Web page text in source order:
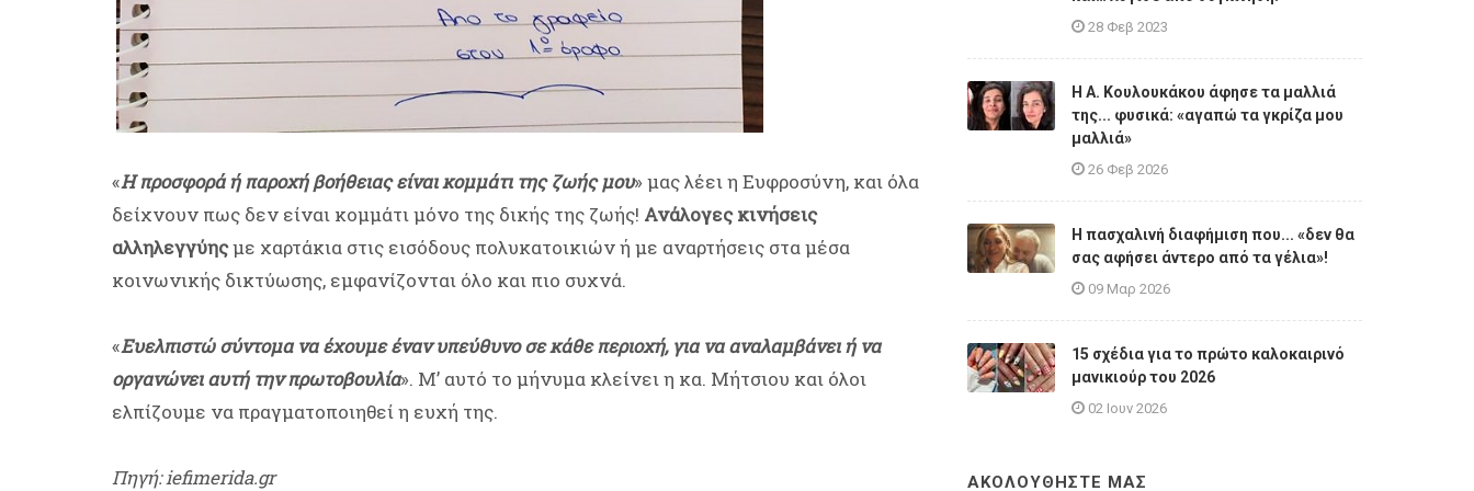
«Η προσφορά ή παροχή βοήθειας είναι κομμάτι της ζωής μου» μας λέει η Ευφροσύνη, και όλα
δείχνουν πως δεν είναι κομμάτι μόνο της δικής της ζωής! Ανάλογες κινήσεις
αλληλεγγύηςμε χαρτάκια στις εισόδους πολυκατοικιών ή με αναρτήσεις στα μέσα
κοινωνικής δικτύωσης, εμφανίζονται όλο και πιο συχνά.
«Ευελπιστώ σύντομα να έχουμε έναν υπεύθυνο σε κάθε περιοχή, για να αναλαμβάνει ή να
οργανώνει αυτή την πρωτοβουλία». Μ’ αυτό το μήνυμα κλείνει η κα. Μήτσιου και όλοι
ελπίζουμε να πραγματοποιηθεί η ευχή της.
Πηγή: iefimerida.gr
28 Φεβ 2023
Η A. Κουλουκάκου άφησε τα μαλλιά
της... φυσικά: «αγαπώ τα γκρίζα μου
μαλλιά»
26 Φεβ 2026
Η πασχαλινή διαφήμιση που... «δεν θα
σας αφήσει άντερο από τα γέλια»!
09 Μαρ 2026
15 σχέδια για το πρώτο καλοκαιρινό
μανικιούρ του 2026
02 Ιουν 2026
ΑΚΟΛΟΥΘΗΣΤΕ ΜΑΣ